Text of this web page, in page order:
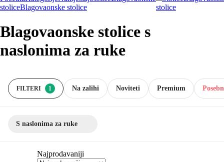
stoliceBlagovaonske stolice
stolice
Blagovaonske stolice s
naslonima za ruke
FILTERI 1 Na zalihi Premium
Noviteti
S naslonima za ruke
Najprodavaniji